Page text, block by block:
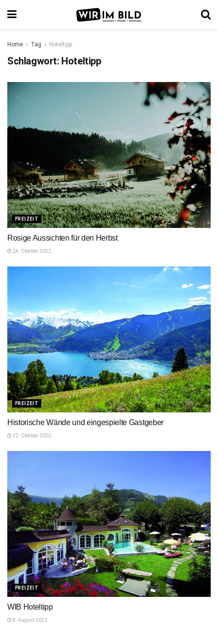
Home Tag Hoteltipp
Schlagwort: Hoteltipp
FREIZEIT
Rosige Aussichten für den Herbst
24. Oktober 2022
FREIZEIT
Historische Wände und eingespielte Gastgeber
22. Oktober 2022
FREIZEIT
WIB Hoteltipp
8. August 2022